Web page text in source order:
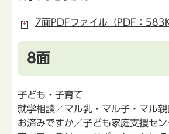
7面PDFファイル（PDF：
8面
子ども・子育て
就学相談／マル乳・マル子・マル
お済みですか／子ども家庭支援セ